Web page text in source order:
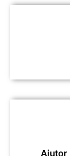
Ajutor